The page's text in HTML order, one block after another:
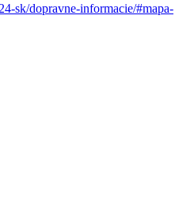
sk/dopravne-informacie/#mapa-